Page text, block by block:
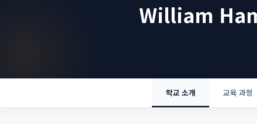
William
학교 소개 교육 과정